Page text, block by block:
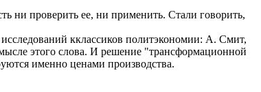
ни проверить ее, ни применить. Стали говорить,
кклассиков политэкономии: А. Смит,
этого слова. И решение "трансформационной
именно ценами производства.